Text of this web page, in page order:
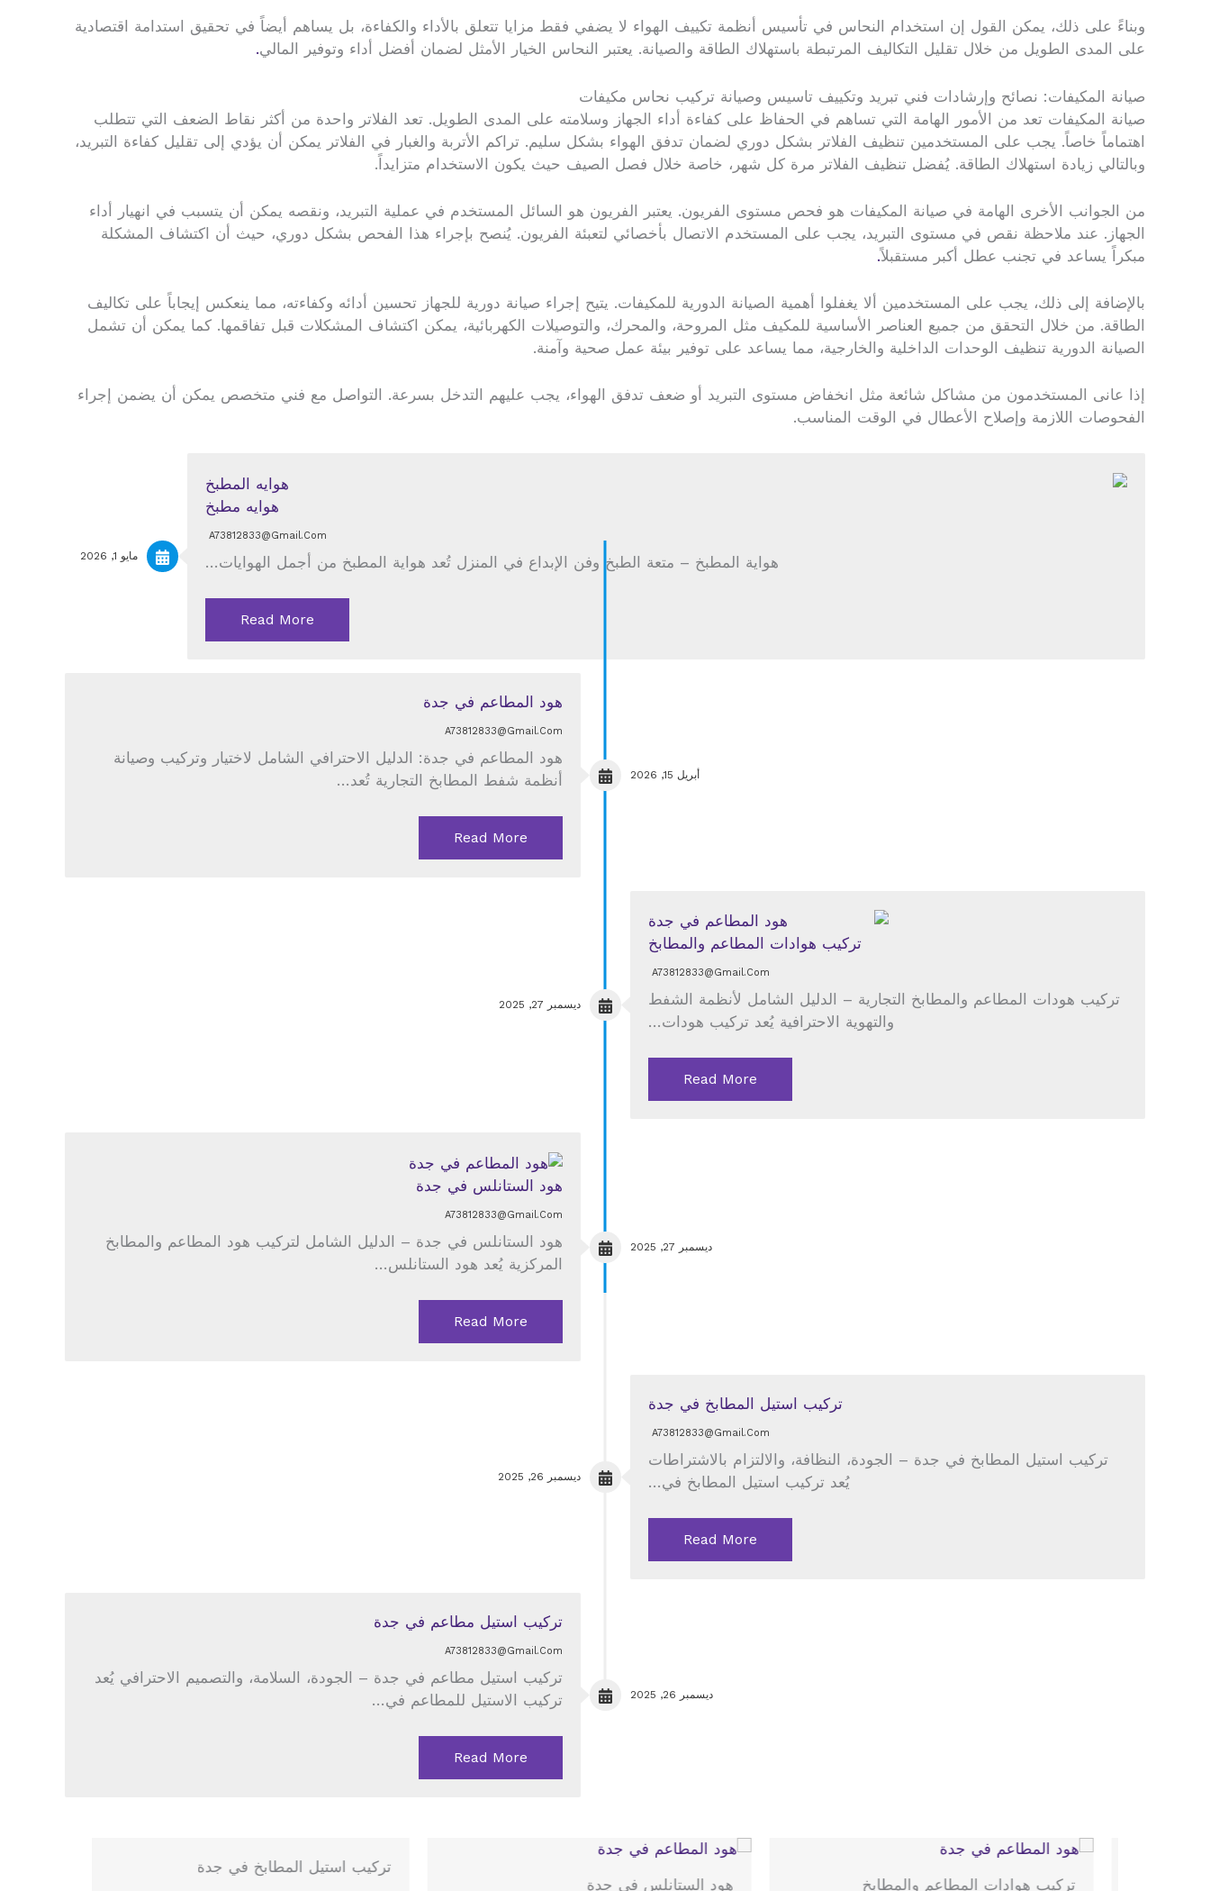
وبناءً على ذلك، يمكن القول إن استخدام النحاس في تأسيس أنظمة تكييف الهواء لا يضفي فقط مزايا تتعلق بالأداء والكفاءة، بل يساهم أيضاً في تحقيق استدامة اقتصادية
على المدى الطويل من خلال تقليل التكاليف المرتبطة باستهلاك الطاقة والصيانة. يعتبر النحاس الخيار الأمثل لضمان أفضل أداء وتوفير المالي.
صيانة المكيفات: نصائح وإرشادات فني تبريد وتكييف تاسيس وصيانة تركيب نحاس مكيفات
صيانة المكيفات تعد من الأمور الهامة التي تساهم في الحفاظ على كفاءة أداء الجهاز وسلامته على المدى الطويل. تعد الفلاتر واحدة من أكثر نقاط الضعف التي تتطلب
اهتماماً خاصاً. يجب على المستخدمين تنظيف الفلاتر بشكل دوري لضمان تدفق الهواء بشكل سليم. تراكم الأتربة والغبار في الفلاتر يمكن أن يؤدي إلى تقليل كفاءة التبريد،
وبالتالي زيادة استهلاك الطاقة. يُفضل تنظيف الفلاتر مرة كل شهر، خاصة خلال فصل الصيف حيث يكون الاستخدام متزايداً.
من الجوانب الأخرى الهامة في صيانة المكيفات هو فحص مستوى الفريون. يعتبر الفريون هو السائل المستخدم في عملية التبريد، ونقصه يمكن أن يتسبب في انهيار أداء
الجهاز. عند ملاحظة نقص في مستوى التبريد، يجب على المستخدم الاتصال بأخصائي لتعبئة الفريون. يُنصح بإجراء هذا الفحص بشكل دوري، حيث أن اكتشاف المشكلة
مبكراً يساعد في تجنب عطل أكبر مستقبلاً.
بالإضافة إلى ذلك، يجب على المستخدمين ألا يغفلوا أهمية الصيانة الدورية للمكيفات. يتيح إجراء صيانة دورية للجهاز تحسين أدائه وكفاءته، مما ينعكس إيجاباً على تكاليف
الطاقة. من خلال التحقق من جميع العناصر الأساسية للمكيف مثل المروحة، والمحرك، والتوصيلات الكهربائية، يمكن اكتشاف المشكلات قبل تفاقمها. كما يمكن أن تشمل
الصيانة الدورية تنظيف الوحدات الداخلية والخارجية، مما يساعد على توفير بيئة عمل صحية وآمنة.
إذا عانى المستخدمون من مشاكل شائعة مثل انخفاض مستوى التبريد أو ضعف تدفق الهواء، يجب عليهم التدخل بسرعة. التواصل مع فني متخصص يمكن أن يضمن إجراء
الفحوصات اللازمة وإصلاح الأعطال في الوقت المناسب.
هوايه مطبخ
A73812833@gmail.com
هواية المطبخ – متعة الطبخ وفن الإبداع في المنزل تُعد هواية المطبخ من أجمل الهوايات…
Read More
مايو 1, 2026
هود المطاعم في جدة
A73812833@gmail.com
هود المطاعم في جدة: الدليل الاحترافي الشامل لاختيار وتركيب وصيانة
أنظمة شفط المطابخ التجارية تُعد…
Read More
أبريل 15, 2026
تركيب هوادات المطاعم والمطابخ
A73812833@gmail.com
تركيب هودات المطاعم والمطابخ التجارية – الدليل الشامل لأنظمة الشفط
والتهوية الاحترافية يُعد تركيب هودات…
Read More
ديسمبر 27, 2025
هود الستانلس في جدة
A73812833@gmail.com
هود الستانلس في جدة – الدليل الشامل لتركيب هود المطاعم والمطابخ
المركزية يُعد هود الستانلس…
Read More
ديسمبر 27, 2025
تركيب استيل المطابخ في جدة
A73812833@gmail.com
تركيب استيل المطابخ في جدة – الجودة، النظافة، والالتزام بالاشتراطات
يُعد تركيب استيل المطابخ في…
Read More
ديسمبر 26, 2025
تركيب استيل مطاعم في جدة
A73812833@gmail.com
تركيب استيل مطاعم في جدة – الجودة، السلامة، والتصميم الاحترافي يُعد
تركيب الاستيل للمطاعم في…
Read More
ديسمبر 26, 2025
تركيب هوادات المطاعم والمطابخ هود الستانلس في جدة
تركيب استيل المطابخ في جدة